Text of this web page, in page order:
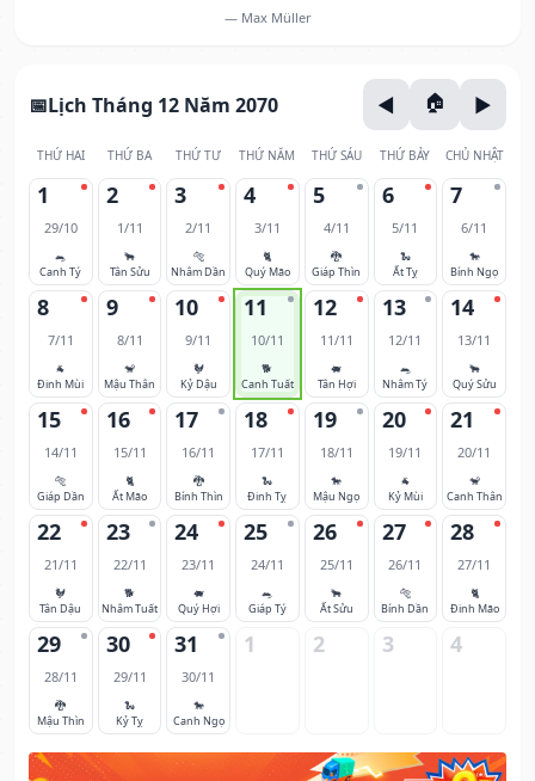
— Max Müller
Lịch Tháng 12 Năm 2070
THỨ HAI THỨ BA THỨ TƯ THỨ NĂM THỨ SÁU THỨ BẢY CHỦ NHẬT
1
29/10
🐀
Canh Tý
2
1/11
🐂
Tân Sửu
3
2/11
🐅
Nhâm Dần
4
3/11
🐈
Quý Mão
5
4/11
🐉
Giáp Thìn
6
5/11
🐍
Ất Tỵ
7
6/11
🐎
Bính Ngọ
8
7/11
🐐
Đinh Mùi
9
8/11
🐒
Mậu Thân
10
9/11
🐓
Kỷ Dậu
11
10/11
🐕
Canh Tuất
12
11/11
🐖
Tân Hợi
13
12/11
🐀
Nhâm Tý
14
13/11
🐂
Quý Sửu
15
14/11
🐅
Giáp Dần
16
15/11
🐈
Ất Mão
17
16/11
🐉
Bính Thìn
18
17/11
🐍
Đinh Tỵ
19
18/11
🐎
Mậu Ngọ
20
19/11
🐐
Kỷ Mùi
21
20/11
🐒
Canh Thân
22
21/11
🐓
Tân Dậu
23
22/11
🐕
Nhâm Tuất
24
23/11
🐖
Quý Hợi
25
24/11
🐀
Giáp Tý
26
25/11
🐂
Ất Sửu
27
26/11
🐅
Bính Dần
28
27/11
🐈
Đinh Mão
29
28/11
🐉
Mậu Thìn
30
29/11
🐍
Kỷ Tỵ
31
30/11
🐎
Canh Ngọ
1 2 3 4